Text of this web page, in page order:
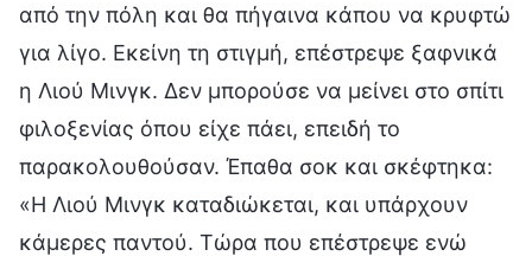
από την πόλη και θα πήγαινα κάπου να κρυφτώ
για λίγο. Εκείνη τη στιγμή, επέστρεψε ξαφνικά
η Λιού Μινγκ. Δεν μπορούσε να μείνει στο σπίτι
φιλοξενίας όπου είχε πάει, επειδή το
παρακολουθούσαν. Έπαθα σοκ και σκέφτηκα:
«Η Λιού Μινγκ καταδιώκεται, και υπάρχουν
κάμερες παντού. Τώρα που επέστρεψε ενώ